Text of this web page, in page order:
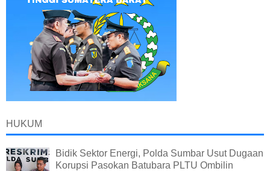
HUKUM
Bidik Sektor Energi, Polda Sumbar Usut Dugaan
Korupsi Pasokan Batubara PLTU Ombilin